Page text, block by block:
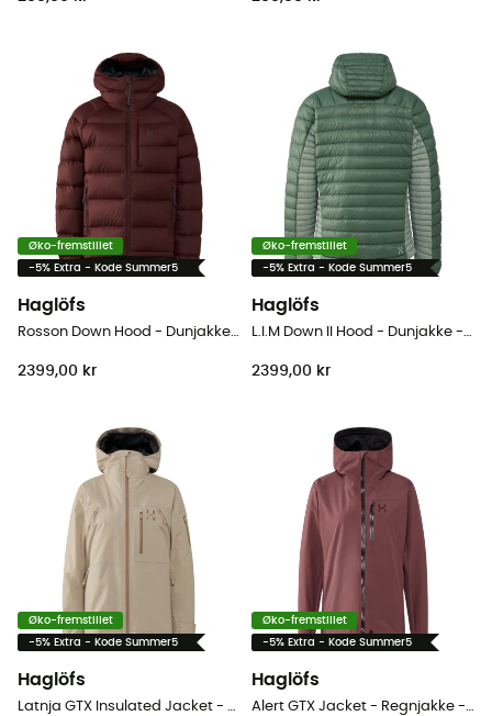
Øko-fremstillet
-5% Extra - Kode Summer5
Haglöfs
Rosson Down Hood - Dunjakke - Damer
2399,00 kr
Øko-fremstillet
-5% Extra - Kode Summer5
Haglöfs
L.I.M Down II Hood - Dunjakke - Herrer
2399,00 kr
Øko-fremstillet
-5% Extra - Kode Summer5
Haglöfs
Latnja GTX Insulated Jacket - Skijakke - Damer
Øko-fremstillet
-5% Extra - Kode Summer5
Haglöfs
Alert GTX Jacket - Regnjakke - Damer